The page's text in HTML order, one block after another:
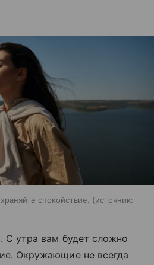
спокойствие.
источник:
С утра вам будет сложно
Окружающие не всегда